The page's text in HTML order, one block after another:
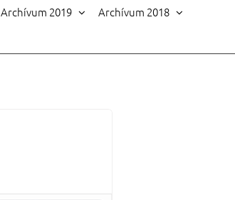
Archívum 2019
Archívum 2018